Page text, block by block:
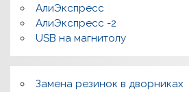
АлиЭкспресс
АлиЭкспресс -2
USB на магнитолу
Замена резинок в дворниках